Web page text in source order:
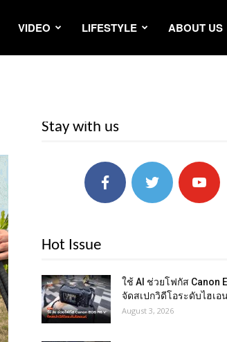
VIDEO LIFESTYLE ABOUT US
Stay with us
Hot Issue
ใช้ AI ช่วยโฟกัส Canon
จัดสเปกวิดีโอระดับไฮเอ
August 3, 2026